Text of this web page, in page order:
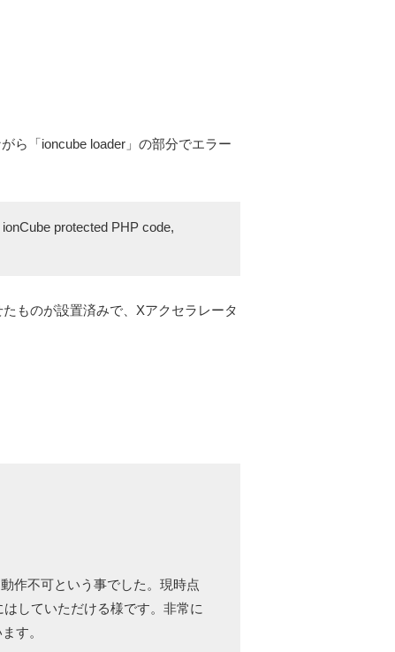
ら「ioncube loader」の部分でエラー
protected PHP code,
ものが設置済みで、Xアクセラレータ
作不可という事でした。現時点
していただける様です。非常に
す。